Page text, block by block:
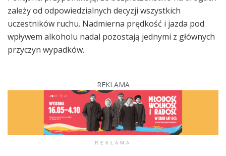
zależy od odpowiedzialnych decyzji wszystkich
uczestników ruchu. Nadmierna prędkość i jazda pod
wpływem alkoholu nadal pozostają jednymi z głównych
przyczyn wypadków.
REKLAMA
REKLAMA